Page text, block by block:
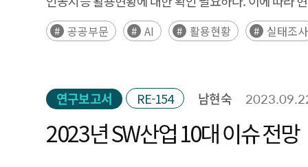
공동연구 → 실증 보급 → 테스트용 데이터셋 공개 →
창출 성공의 핵심 포인트는 테스트용 데이터셋 공개
체계적이고 단계적인 도입 전략이 필요하다. 최근 각
인공지능 도입 사업의 리스크가 기존 시스템 보다 큰
영역으로 사업을 확대하고, 최종적으로 각 부분을 통
및 시의성을 확보할 필요가 있다. 본 연구의 조사 결
산업 분야도 있었다. 즉, 특정 AI 기술의 현재 산업 활
및 수요에 대한 지속적인 모니터링과 피드백·조정을
향상시키는 것”으로 정의하였다. 그리고 기술 사업
서비스 수, 외부 투자액, 종사자 수 4가지를 선정하였
수립하였다. 가설 검증을 위한 연구 모형으로 ① 일반
성과, ④ 오픈소스 사업화 요인 -> 오픈소스 사업화
통계적 방법론(단순 회귀 분석, 분산 분석 등)을 활
모빌리티와 같은 수출주력산업과 연계한 해외진출
SW수요증가, 해외진출 인재 확보, 글로벌 고객접점
방식으로의 서비스 확장 등 빠르게 성장하는 글로벌
또한, 국내 IT서비스 기업의 경우 기존 내수 시장에서
성장률에 비해 고성장을 거듭하고 있는 신흥국 수요
경쟁력을 강화할 것이다. 패키지 소프트웨어 영역에
효율성을 개선할 것이며, 보안을 강화시킬 것 이다. 이
분야에서는 적응형 암호화 접근 제어, 양자 키 분배
등이 사용자 경험과 참여를 증진시킬 것이다. 이 기술
산업 전반에 걸쳐 혁신을 촉진하며, 기업과 조직의
SW산업의 진흥을 위한 전략 수립에 필수적인 정보를
지원할 수 있는 방향을 설정하는 데 참고가 될 것이
공공부문 AI 활용현황 실태조사
연구보고서 RE-154 남현숙
2023년 SW산업 10대 이슈 전망